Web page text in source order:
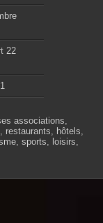
22
associations,
restaurants, hôtels,
sports, loisirs,